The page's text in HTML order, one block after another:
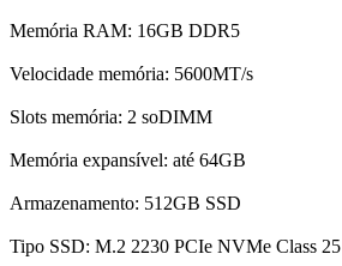
Memória RAM: 16GB DDR5
Velocidade memória: 5600MT/s
Slots memória: 2 soDIMM
Memória expansível: até 64GB
Armazenamento: 512GB SSD
Tipo SSD: M.2 2230 PCIe NVMe Class 25